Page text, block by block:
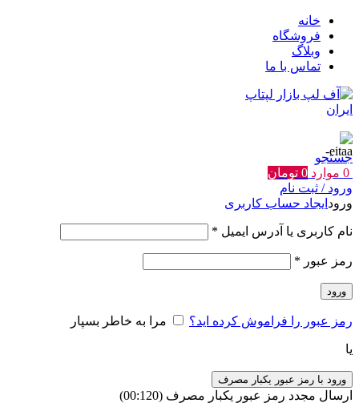
خانه
فروشگاه
وبلاگ
تماس با ما
جستجو
0 موارد 0 تومان
ورود / ثبت نام
ورود ایجاد حساب کاربری
نام کاربری یا آدرس ایمیل *
رمز عبور *
ورود
رمز عبور را فراموش کرده اید؟ مرا به خاطر بسپار
یا
ورود با رمز عبور یکبار مصرف
ارسال مجدد رمز عبور یکبار مصرف (00:
120
)